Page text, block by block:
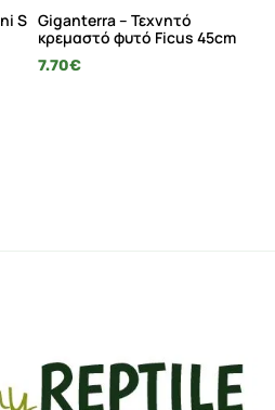
S Giganterra – Τεχνητό
κρεμαστό φυτό Ficus 45cm
7.70€